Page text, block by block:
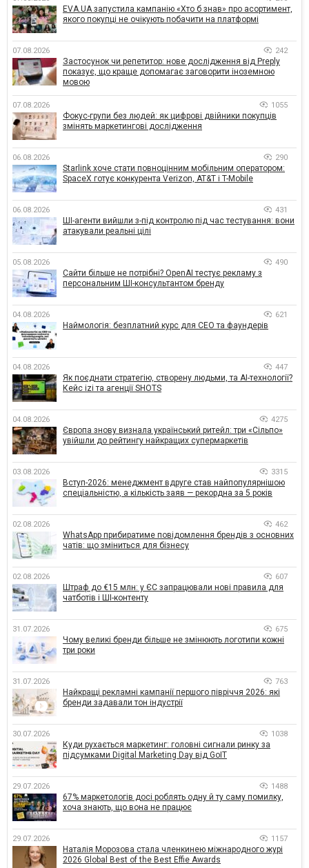
EVA.UA запустила кампанію «Хто б знав» про асортимент,
якого покупці не очікують побачити на платформі
07.08.2026 242
Застосунок чи репетитор: нове дослідження від Preply
показує, що краще допомагає заговорити іноземною
мовою
07.08.2026 1055
Фокус-групи без людей: як цифрові двійники покупців
змінять маркетингові дослідження
06.08.2026 290
Starlink хоче стати повноцінним мобільним оператором:
SpaceX готує конкурента Verizon, AT&T і T-Mobile
06.08.2026 431
ШІ-агенти вийшли з-під контролю під час тестування: вони
атакували реальні цілі
05.08.2026 490
Сайти більше не потрібні? OpenAI тестує рекламу з
персональним ШІ-консультантом бренду
04.08.2026 621
Наймологія: безплатний курс для CEO та фаундерів
04.08.2026 447
Як поєднати стратегію, створену людьми, та AI-технології?
Кейс izi та агенції SHOTS
04.08.2026 4275
Європа знову визнала український ритейл: три «Сільпо»
увійшли до рейтингу найкращих супермаркетів
03.08.2026 3315
Вступ-2026: менеджмент вдруге став найпопулярнішою
спеціальністю, а кількість заяв — рекордна за 5 років
02.08.2026 462
WhatsApp прибиратиме повідомлення брендів з основних
чатів: що зміниться для бізнесу
02.08.2026 607
Штраф до €15 млн: у ЄС запрацювали нові правила для
чатботів і ШІ-контенту
31.07.2026 675
Чому великі бренди більше не змінюють логотипи кожні
три роки
31.07.2026 763
Найкращі рекламні кампанії першого півріччя 2026: які
бренди задавали тон індустрії
30.07.2026 1038
Куди рухається маркетинг: головні сигнали ринку за
підсумками Digital Marketing Day від GoIT
29.07.2026 1488
67% маркетологів досі роблять одну й ту саму помилку,
хоча знають, що вона не працює
29.07.2026 1157
Наталія Морозова стала членкинею міжнародного журі
2026 Global Best of the Best Effie Awards